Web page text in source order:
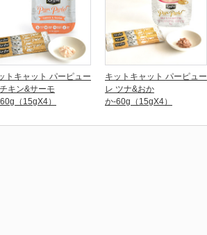
トキャット パーピュー
キン&サーモ
（15gX4）
キットキャット パーピュー
レ ツナ&おか
か-60g（15gX4）